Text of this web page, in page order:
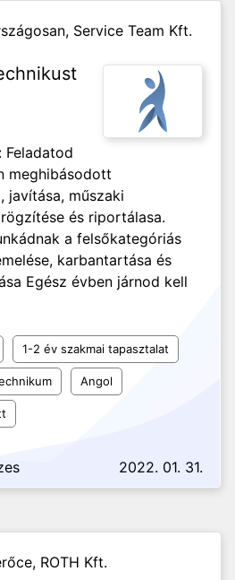
Service Team Kft.
Feladatod
meghibásodott
javítása, műszaki
és riportálasa.
a felsőkategóriás
karbantartása és
Egész évben járnod kell
1-2 év szakmai tapasztalat
Angol
2022. 01. 31.
ROTH Kft.